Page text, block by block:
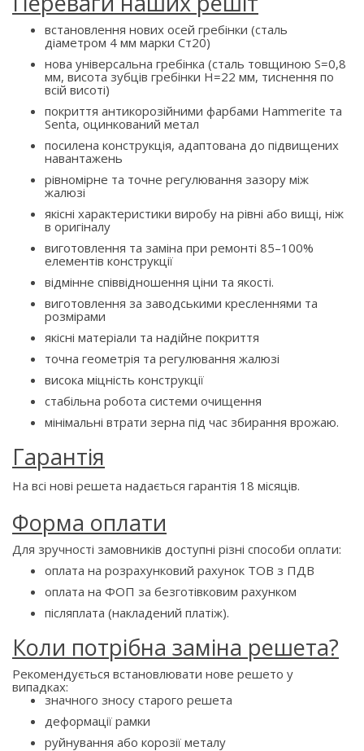
встановлення нових осей гребінки (сталь
діаметром 4 мм марки Ст20)
нова універсальна гребінка (сталь товщиною S=0,8
мм, висота зубців гребінки H=22 мм, тиснення по
всій висоті)
покриття антикорозійними фарбами Hammerite та
Senta, оцинкований метал
посилена конструкція, адаптована до підвищених
навантажень
рівномірне та точне регулювання зазору між
жалюзі
якісні характеристики виробу на рівні або вищі, ніж
в оригіналу
виготовлення та заміна при ремонті 85–100%
елементів конструкції
відмінне співвідношення ціни та якості.
виготовлення за заводськими кресленнями та
розмірами
якісні матеріали та надійне покриття
точна геометрія та регулювання жалюзі
висока міцність конструкції
стабільна робота системи очищення
мінімальні втрати зерна під час збирання врожаю.
Гарантія
На всі нові решета надається гарантія 18 місяців.
Форма оплати
Для зручності замовників доступні різні способи оплати:
оплата на розрахунковий рахунок ТОВ з ПДВ
оплата на ФОП за безготівковим рахунком
післяплата (накладений платіж).
Коли потрібна заміна решета?
Рекомендується встановлювати нове решето у
випадках:
значного зносу старого решета
деформації рамки
руйнування або корозії металу